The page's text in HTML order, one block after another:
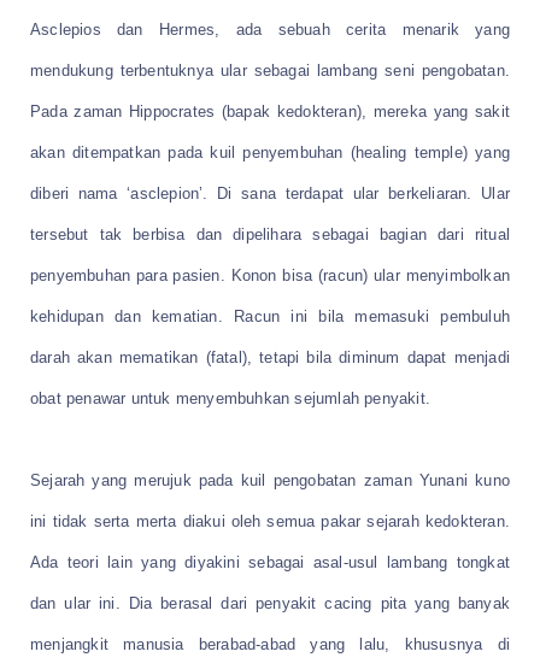
Asclepios dan Hermes, ada sebuah cerita menarik yang
mendukung terbentuknya ular sebagai lambang seni pengobatan.
Pada zaman Hippocrates (bapak kedokteran), mereka yang sakit
akan ditempatkan pada kuil penyembuhan (healing temple) yang
diberi nama ‘asclepion’. Di sana terdapat ular berkeliaran. Ular
tersebut tak berbisa dan dipelihara sebagai bagian dari ritual
penyembuhan para pasien. Konon bisa (racun) ular menyimbolkan
kehidupan dan kematian. Racun ini bila memasuki pembuluh
darah akan mematikan (fatal), tetapi bila diminum dapat menjadi
obat penawar untuk menyembuhkan sejumlah penyakit.
Sejarah yang merujuk pada kuil pengobatan zaman Yunani kuno
ini tidak serta merta diakui oleh semua pakar sejarah kedokteran.
Ada teori lain yang diyakini sebagai asal-usul lambang tongkat
dan ular ini. Dia berasal dari penyakit cacing pita yang banyak
menjangkit manusia berabad-abad yang lalu, khususnya di